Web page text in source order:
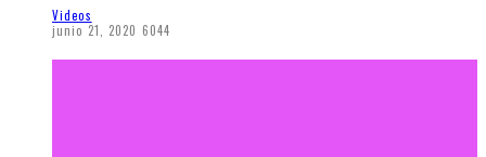
Videos
junio 21, 2020 6044